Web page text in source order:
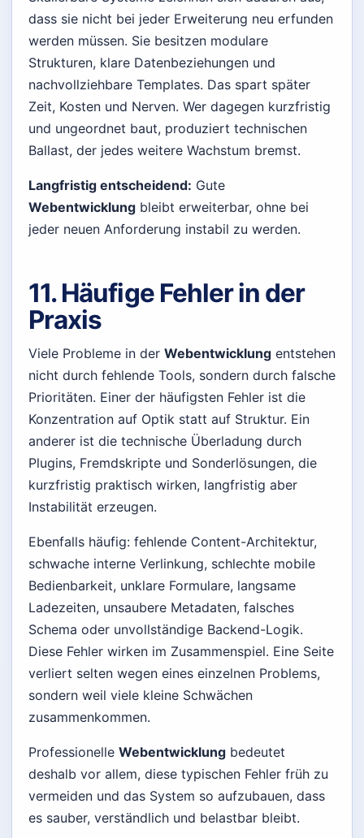
dass sie nicht bei jeder Erweiterung neu erfunden
werden müssen. Sie besitzen modulare
Strukturen, klare Datenbeziehungen und
nachvollziehbare Templates. Das spart später
Zeit, Kosten und Nerven. Wer dagegen kurzfristig
und ungeordnet baut, produziert technischen
Ballast, der jedes weitere Wachstum bremst.
Langfristig entscheidend: Gute
Webentwicklung bleibt erweiterbar, ohne bei
jeder neuen Anforderung instabil zu werden.
11. Häufige Fehler in der
Praxis
Viele Probleme in der Webentwicklung entstehen
nicht durch fehlende Tools, sondern durch falsche
Prioritäten. Einer der häufigsten Fehler ist die
Konzentration auf Optik statt auf Struktur. Ein
anderer ist die technische Überladung durch
Plugins, Fremdskripte und Sonderlösungen, die
kurzfristig praktisch wirken, langfristig aber
Instabilität erzeugen.
Ebenfalls häufig: fehlende Content-Architektur,
schwache interne Verlinkung, schlechte mobile
Bedienbarkeit, unklare Formulare, langsame
Ladezeiten, unsaubere Metadaten, falsches
Schema oder unvollständige Backend-Logik.
Diese Fehler wirken im Zusammenspiel. Eine Seite
verliert selten wegen eines einzelnen Problems,
sondern weil viele kleine Schwächen
zusammenkommen.
Professionelle Webentwicklung bedeutet
deshalb vor allem, diese typischen Fehler früh zu
vermeiden und das System so aufzubauen, dass
es sauber, verständlich und belastbar bleibt.